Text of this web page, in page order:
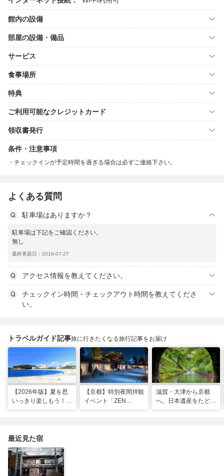
館内の設備
部屋の設備・備品
サービス
食事場所
特典
ご利用可能なクレジットカード
領収書発行
条件・注意事項
チェックインが予定時間を過ぎる場合は必ずご連絡下さい。
よくある質問
駐車場はありますか？
駐車場は下記をご確認ください。
無し
最終更新日：2018-07-27
アクセス情報を教えてください。
チェックイン時間・チェックアウト時間を教えてくださ
い。
トラベルガイド記事旅に行きたくなる旅行記事をお届け
【2026年版】夏を思
いっきり楽しもう！関
【京都】特別夜間拝観
イベント「ZEN
滋賀・大津から京都
へ。日本遺産をたどる
最近見た宿